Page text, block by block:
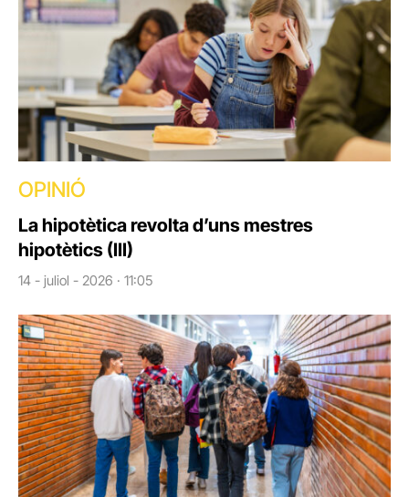
OPINIÓ
La hipotètica revolta d’uns mestres
hipotètics (III)
14 - juliol - 2026 · 11:05